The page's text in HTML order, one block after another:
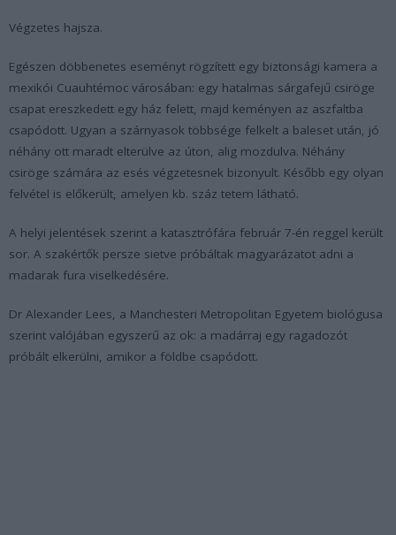
Végzetes hajsza.
Egészen döbbenetes eseményt rögzített egy biztonsági kamera a
mexikói Cuauhtémoc városában: egy hatalmas sárgafejű csiröge
csapat ereszkedett egy ház felett, majd keményen az aszfaltba
csapódott. Ugyan a szárnyasok többsége felkelt a baleset után, jó
néhány ott maradt elterülve az úton, alig mozdulva. Néhány
csiröge számára az esés végzetesnek bizonyult. Később egy olyan
felvétel is előkerült, amelyen kb. száz tetem látható.
A helyi jelentések szerint a katasztrófára február 7-én reggel került
sor. A szakértők persze sietve próbáltak magyarázatot adni a
madarak fura viselkedésére.
Dr Alexander Lees, a Manchesteri Metropolitan Egyetem biológusa
szerint valójában egyszerű az ok: a madárraj egy ragadozót
próbált elkerülni, amikor a földbe csapódott.